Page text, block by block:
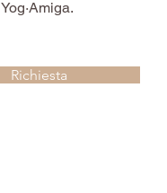
Yog·Amiga.
Richiesta